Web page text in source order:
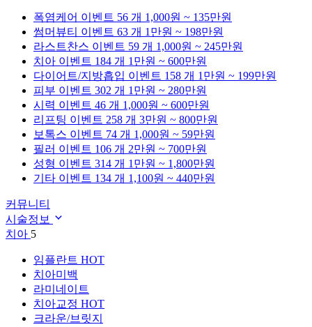
폭염케어 이벤트 56 개 1,000원 ~ 135만원
썸머뷰티 이벤트 63 개 1만원 ~ 198만원
라스트찬스 이벤트 59 개 1,000원 ~ 245만원
치아 이벤트 184 개 1만원 ~ 600만원
다이어트/지방흡입 이벤트 158 개 1만원 ~ 199만원
피부 이벤트 302 개 1만원 ~ 280만원
시력 이벤트 46 개 1,000원 ~ 600만원
리프팅 이벤트 258 개 3만원 ~ 800만원
보톡스 이벤트 74 개 1,000원 ~ 59만원
필러 이벤트 106 개 2만원 ~ 700만원
성형 이벤트 314 개 1만원 ~ 1,800만원
기타 이벤트 134 개 1,100원 ~ 440만원
커뮤니티
시술정보
치아 5
임플란트 HOT
치아미백
라미네이트
치아교정 HOT
크라운/브릿지